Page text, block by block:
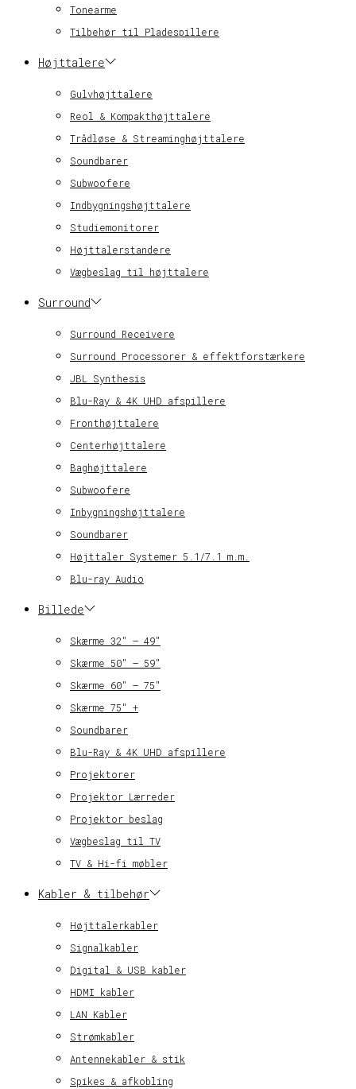
Tonearme
Tilbehør til Pladespillere
Højttalere
Gulvhøjttalere
Reol & Kompakthøjttalere
Trådløse & Streaminghøjttalere
Soundbarer
Subwoofere
Indbygningshøjttalere
Studiemonitorer
Højttalerstandere
Vægbeslag til højttalere
Surround
Surround Receivere
Surround Processorer & effektforstærkere
JBL Synthesis
Blu-Ray & 4K UHD afspillere
Fronthøjttalere
Centerhøjttalere
Baghøjttalere
Subwoofere
Inbygningshøjttalere
Soundbarer
Højttaler Systemer 5.1/7.1 m.m.
Blu-ray Audio
Billede
Skærme 32″ – 49″
Skærme 50″ – 59″
Skærme 60″ – 75″
Skærme 75″ +
Soundbarer
Blu-Ray & 4K UHD afspillere
Projektorer
Projektor Lærreder
Projektor beslag
Vægbeslag til TV
TV & Hi-fi møbler
Kabler & tilbehør
Højttalerkabler
Signalkabler
Digital & USB kabler
HDMI kabler
LAN Kabler
Strømkabler
Antennekabler & stik
Spikes & afkobling